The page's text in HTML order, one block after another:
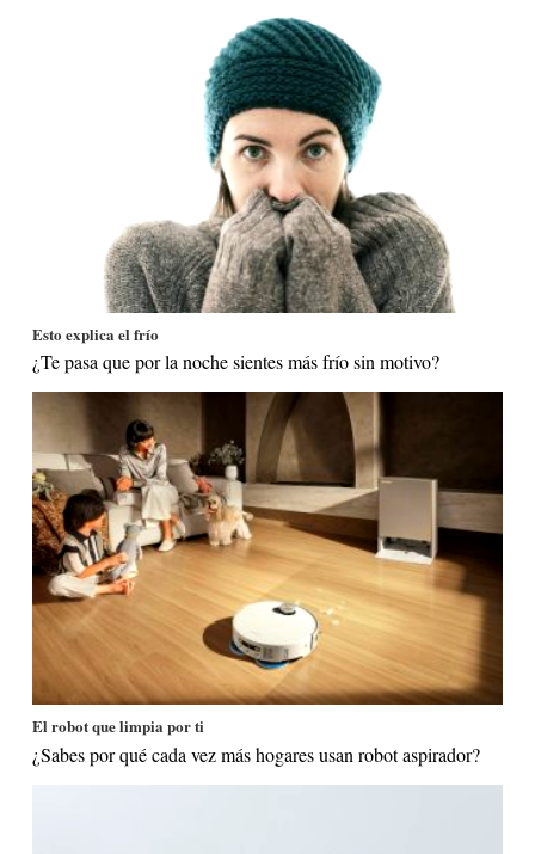
Esto explica el frío
¿Te pasa que por la noche sientes más frío sin motivo?
El robot que limpia por ti
¿Sabes por qué cada vez más hogares usan robot aspirador?